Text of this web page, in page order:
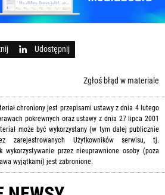
Udostępnij
Zgłoś błąd w materiale
chroniony jest przepisami ustawy z dnia 4 lutego
pokrewnych oraz ustawy z dnia 27 lipca 2001
może być wykorzystany (w tym dalej publicznie
zarejestrowanych Użytkowników serwisu, tj.
wykorzystywanie przez nieuprawnione osoby (poza
wyjątkami) jest zabronione.